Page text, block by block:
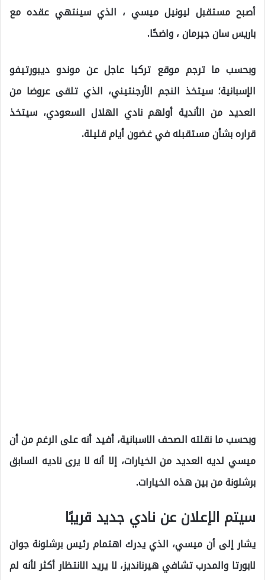
أصبح مستقبل ليونيل ميسي ، الذي سينتهي عقده مع
باريس سان جيرمان ، واضحًا.
وبحسب ما ترجم موقع تركيا عاجل عن موندو ديبورتيفو
الإسبانية؛ سيتخذ النجم الأرجنتيني، الذي تلقى عروضا من
العديد من الأندية أولهم نادي الهلال السعودي، سيتخذ
قراره بشأن مستقبله في غضون أيام قليلة.
وبحسب ما نقلته الصحف الاسبانية، أفيد أنه على الرغم من أن
ميسي لديه العديد من الخيارات، إلا أنه لا يرى ناديه السابق
برشلونة من بين هذه الخيارات.
سيتم الإعلان عن نادي جديد قريبًا
يشار إلى أن ميسي، الذي يدرك اهتمام رئيس برشلونة جوان
لابورتا والمدرب تشافي هيرنانديز، لا يريد الانتظار أكثر لأنه لم